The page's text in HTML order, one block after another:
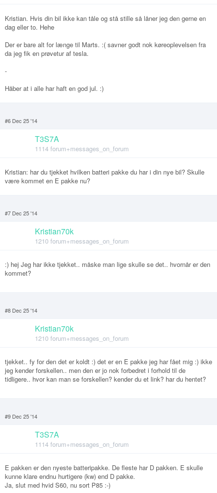
Kristian. Hvis din bil ikke kan tåle og stå stille så låner jeg den gerne en
dag eller to. Hehe
Der er bare alt for længe til Marts. :( savner godt nok køreoplevelsen fra
da jeg fik en prøvetur af tesla.
-
Håber at i alle har haft en god jul. :)
#6 Dec 25 '14
T3S7A
1114 forum+messages_on_forum
Kristian: har du tjekket hvilken batteri pakke du har i din nye bil? Skulle
være kommet en E pakke nu?
#7 Dec 25 '14
Kristian70k
1210 forum+messages_on_forum
:) hej Jeg har ikke tjekket.. måske man lige skulle se det.. hvornår er den
kommet?
#8 Dec 25 '14
Kristian70k
1210 forum+messages_on_forum
tjekket.. fy for den det er koldt :) det er en E pakke jeg har fået mig :) ikke
jeg kender forskellen.. men den er jo nok forbedret i forhold til de
tidligere.. hvor kan man se forskellen? kender du et link? har du hentet?
#9 Dec 25 '14
T3S7A
1114 forum+messages_on_forum
E pakken er den nyeste batteripakke. De fleste har D pakken. E skulle
kunne klare endnu hurtigere (kw) end D pakke.
Ja, slut med hvid S60, nu sort P85 :-)